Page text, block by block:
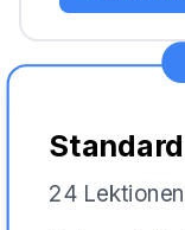
Standard
24